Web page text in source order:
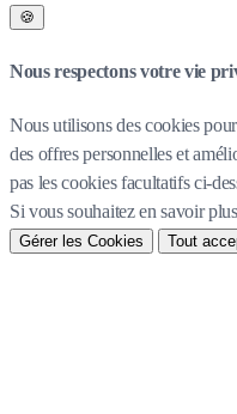
🍪
Nous respectons votre vie
Nous utilisons des cookies
des offres personnelles et
pas les cookies facultatifs ci-
Si vous souhaitez en savoir
Gérer les Cookies Tout